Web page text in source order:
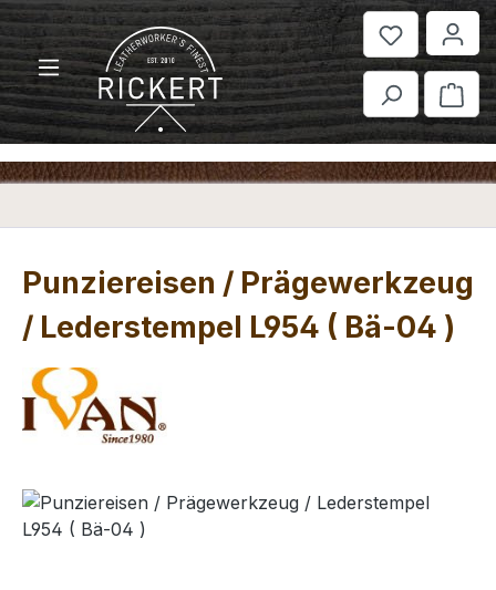
Zum Hauptinhalt springen
Punziereisen / Prägewerkzeug
/ Lederstempel L954 ( Bä-04 )
Bildergalerie überspringen